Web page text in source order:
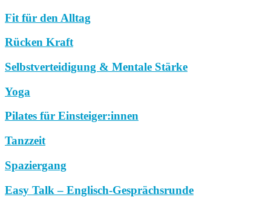
Fit für den Alltag
Rücken Kraft
Selbstverteidigung & Mentale Stärke
Yoga
Pilates für Einsteiger:innen
Tanzzeit
Spaziergang
Easy Talk – Englisch-Gesprächsrunde